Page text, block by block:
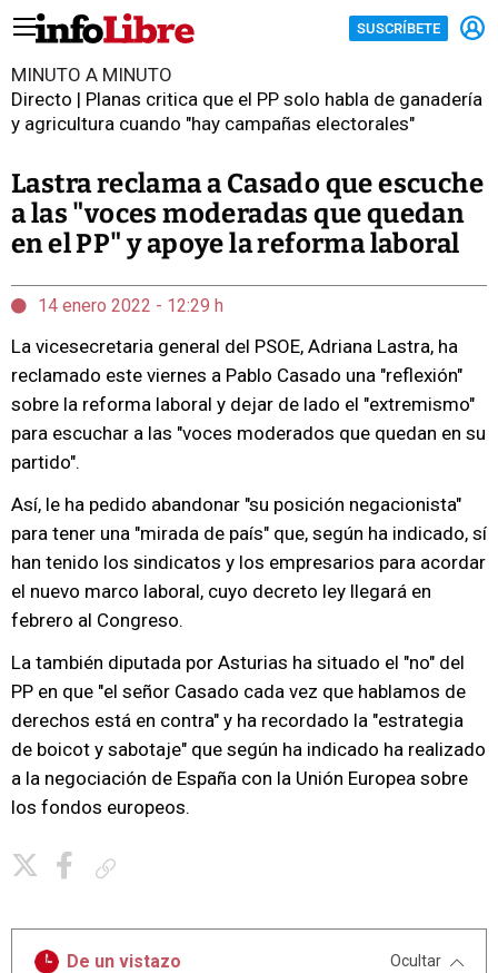
SUSCRÍBETE
MINUTO A MINUTO
Directo | Planas critica que el PP solo habla de ganadería
y agricultura cuando "hay campañas electorales"
Lastra reclama a Casado que escuche
a las "voces moderadas que quedan
en el PP" y apoye la reforma laboral
14 enero 2022 - 12:29 h
La vicesecretaria general del PSOE, Adriana Lastra, ha
reclamado este viernes a Pablo Casado una "reflexión"
sobre la reforma laboral y dejar de lado el "extremismo"
para escuchar a las "voces moderados que quedan en su
partido".
Así, le ha pedido abandonar "su posición negacionista"
para tener una "mirada de país" que, según ha indicado, sí
han tenido los sindicatos y los empresarios para acordar
el nuevo marco laboral, cuyo decreto ley llegará en
febrero al Congreso.
La también diputada por Asturias ha situado el "no" del
PP en que "el señor Casado cada vez que hablamos de
derechos está en contra" y ha recordado la "estrategia
de boicot y sabotaje" que según ha indicado ha realizado
a la negociación de España con la Unión Europea sobre
los fondos europeos.
De un vistazo Ocultar